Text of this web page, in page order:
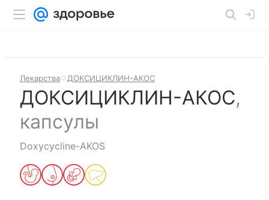
Лекарства ДОКСИЦИКЛИН-АКОС
ДОКСИЦИКЛИН-АКОС,
капсулы
Doxycycline-AKOS